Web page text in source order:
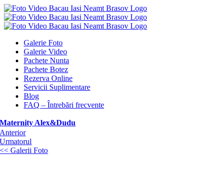
Skip
to
content
Galerie Foto
Galerie Video
Pachete Nunta
Pachete Botez
Rezerva Online
Servicii Suplimentare
Blog
FAQ – Întrebări frecvente
Maternity Alex&Dudu
Anterior
Urmatorul
<< Galerii Foto